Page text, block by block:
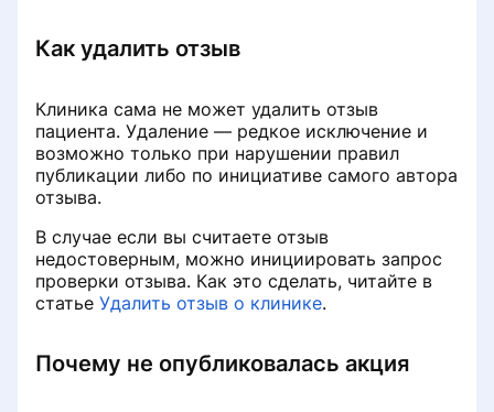
Как удалить отзыв
Клиника сама не может удалить отзыв
пациента. Удаление — редкое исключение и
возможно только при нарушении правил
публикации либо по инициативе самого автора
отзыва.
В случае если вы считаете отзыв
недостоверным, можно инициировать запрос
проверки отзыва. Как это сделать, читайте в
статье Удалить отзыв о клинике.
Почему не опубликовалась акция